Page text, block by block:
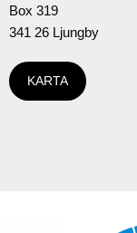
Box 319
341 26 Ljungby
KARTA